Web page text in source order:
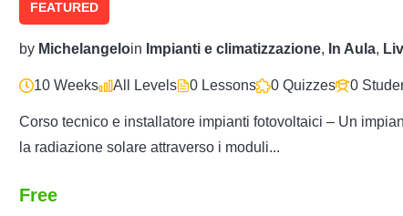
FEATURED
by Michelangeloin Impianti e climatizzazione, In Aula,
10 Weeks All Levels 0 Lessons 0 Quizzes 0
Corso tecnico e installatore impianti fotovoltaici – Un
la radiazione solare attraverso i moduli...
Free